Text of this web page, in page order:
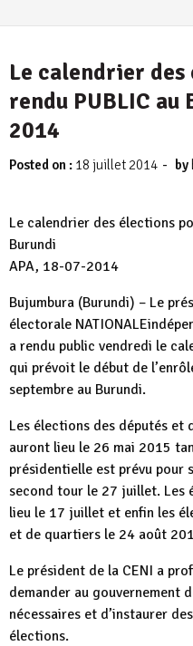
Le calendrier
rendu PUBLIC au
2014
Posted on : 18 juillet 2014 - by
Le calendrier des élections
Burundi
APA, 18-07-2014
Bujumbura (Burundi) – Le
électorale
a rendu public vendredi le
qui prévoit le début de
septembre au Burundi.
Les élections des députés et
auront lieu le 26 mai 2015
présidentielle est prévu pour
second tour le 27 juillet. Les
lieu le 17 juillet et enfin les
et de quartiers le 24 août
Le président de la CENI a
demander au gouvernement
nécessaires et d’instaurer
élections.